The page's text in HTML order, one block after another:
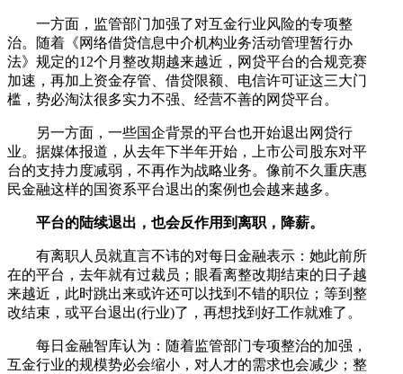
一方面，监管部门加强了对互金行业风险的专项整
治。随着《网络借贷信息中介机构业务活动管理暂行办
法》规定的12个月整改期越来越近，网贷平台的合规竞赛
加速，再加上资金存管、借贷限额、电信许可证这三大门
槛，势必淘汰很多实力不强、经营不善的网贷平台。
另一方面，一些国企背景的平台也开始退出网贷行
业。据媒体报道，从去年下半年开始，上市公司股东对平
台的支持力度减弱，不再作为战略业务。像前不久重庆惠
民金融这样的国资系平台退出的案例也会越来越多。
平台的陆续退出，也会反作用到离职，降薪。
有离职人员就直言不讳的对每日金融表示：她此前所
在的平台，去年就有过裁员；眼看离整改期结束的日子越
来越近，此时跳出来或许还可以找到不错的职位；等到整
改结束，或平台退出(行业)了，再想找到好工作就难了。
每日金融智库认为：随着监管部门专项整治的加强，
互金行业的规模势必会缩小，对人才的需求也会减少；整